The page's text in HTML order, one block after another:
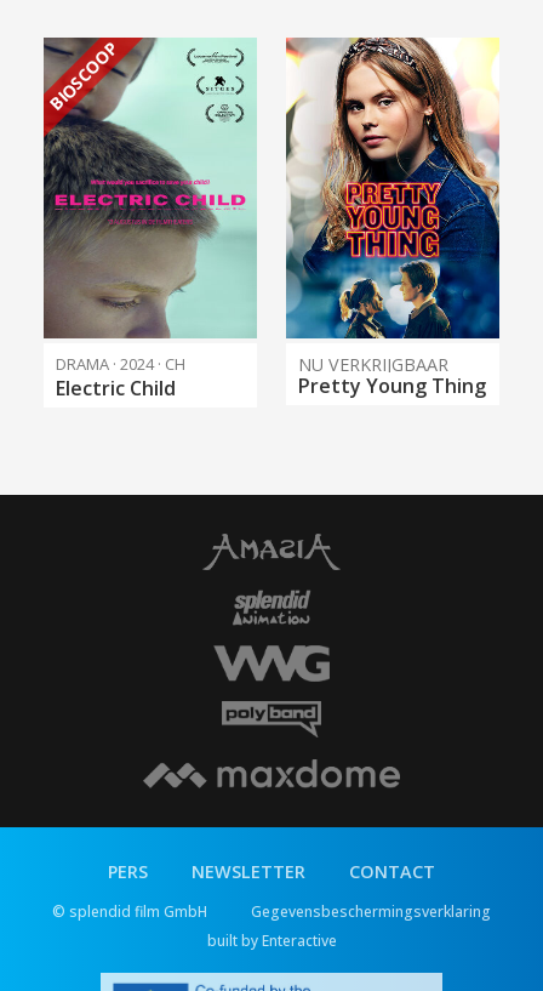
BIOSCOOP
DRAMA · 2024 · CH
Electric Child
NU VERKRIJGBAAR
Pretty Young Thing
PERS NEWSLETTER CONTACT
© splendid film GmbH
Gegevensbeschermingsverklaring
built by Enteractive